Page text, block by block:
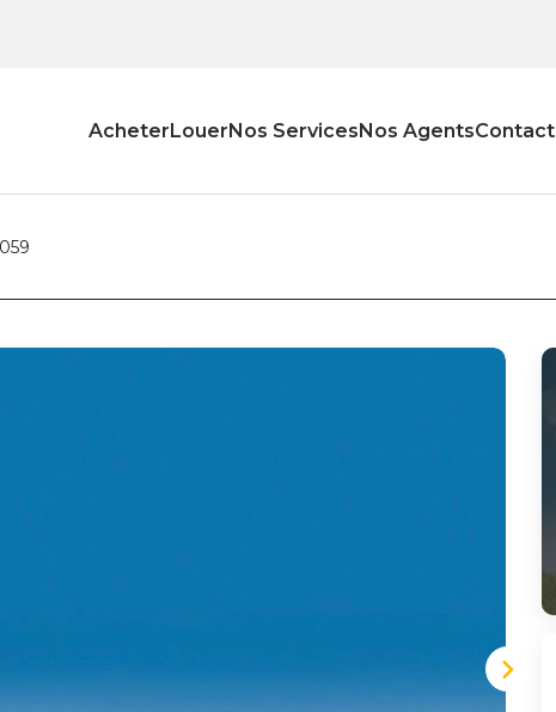
AcheterLouerNos ServicesNos AgentsContact